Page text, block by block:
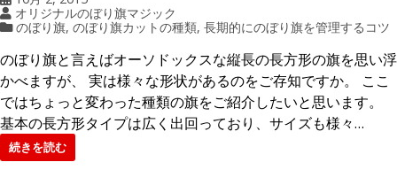
あ
る
オリジナルのぼり旗マジック
のぼり旗, のぼり旗カットの種類, 長期的にのぼり旗を管理するコツ
のぼり旗と言えばオーソドックスな縦長の長方形の旗を思い浮
かべますが、 実は様々な形状があるのをご存知ですか。 ここ
ではちょっと変わった種類の旗をご紹介したいと思います。
基本の長方形タイプは広く出回っており、サイズも様々…
続きを読む